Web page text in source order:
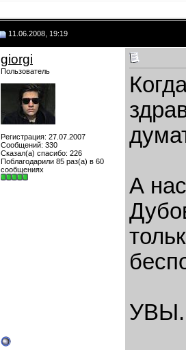
11.06.2008, 19:19
giorgi
Пользователь
Регистрация: 27.07.2007
Сообщений: 330
Сказал(а) спасибо: 226
Поблагодарили 85 раз(а) в 60
сообщениях
А